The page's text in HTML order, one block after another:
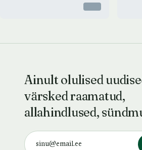
Ainult olulised
värsked raamatud,
allahindlused,